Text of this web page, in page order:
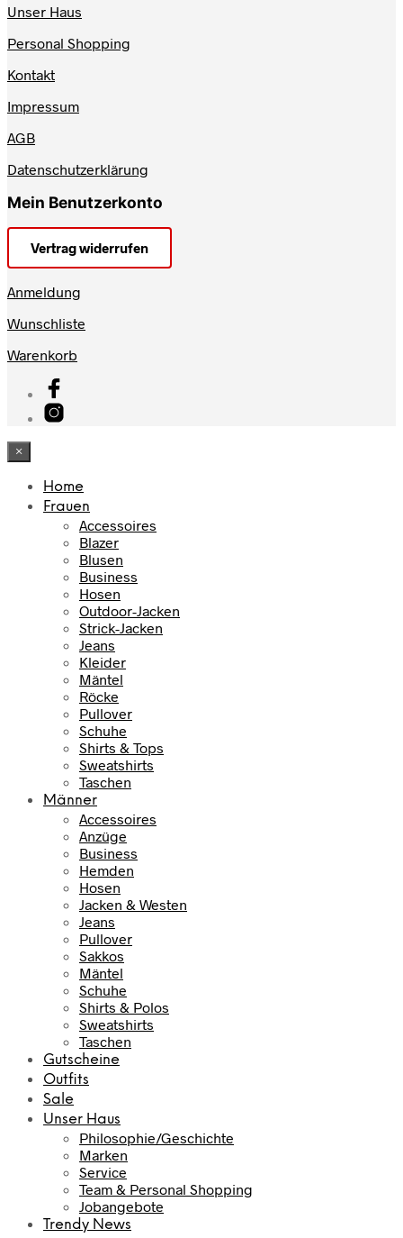
Unser Haus
Personal Shopping
Kontakt
Impressum
AGB
Datenschutzerklärung
Mein Benutzerkonto
Vertrag widerrufen
Anmeldung
Wunschliste
Warenkorb
×
Home
Frauen
Accessoires
Blazer
Blusen
Business
Hosen
Outdoor-Jacken
Strick-Jacken
Jeans
Kleider
Mäntel
Röcke
Pullover
Schuhe
Shirts & Tops
Sweatshirts
Taschen
Männer
Accessoires
Anzüge
Business
Hemden
Hosen
Jacken & Westen
Jeans
Pullover
Sakkos
Mäntel
Schuhe
Shirts & Polos
Sweatshirts
Taschen
Gutscheine
Outfits
Sale
Unser Haus
Philosophie/Geschichte
Marken
Service
Team & Personal Shopping
Jobangebote
Trendy News